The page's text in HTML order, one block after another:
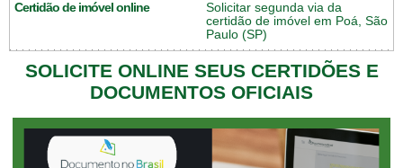
Certidão de imóvel online
Solicitar segunda via da
certidão de imóvel em Poá, São
Paulo (SP)
SOLICITE ONLINE SEUS CERTIDÕES E
DOCUMENTOS OFICIAIS